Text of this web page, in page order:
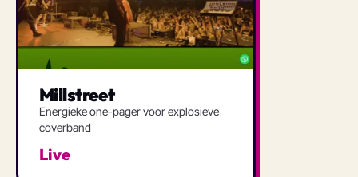
Millstreet
Energieke one-pager voor explosieve
coverband
Live